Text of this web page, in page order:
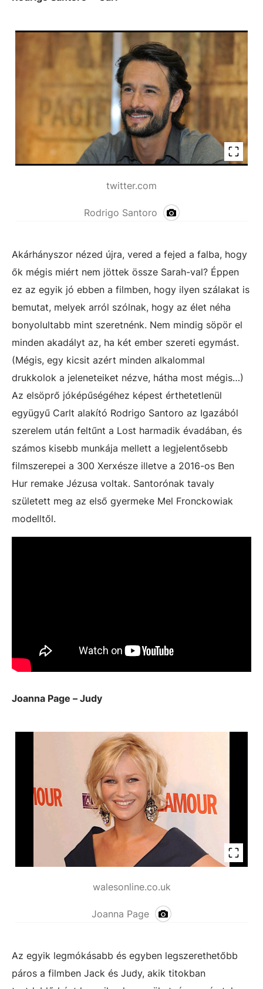
twitter.com
Rodrigo Santoro
Akárhányszor nézed újra, vered a fejed a falba, hogy
ők mégis miért nem jöttek össze Sarah-val? Éppen
ez az egyik jó ebben a filmben, hogy ilyen szálakat is
bemutat, melyek arról szólnak, hogy az élet néha
bonyolultabb mint szeretnénk. Nem mindig söpör el
minden akadályt az, ha két ember szereti egymást.
(Mégis, egy kicsit azért minden alkalommal
drukkolok a jeleneteiket nézve, hátha most mégis…)
Az elsöprő jóképűségéhez képest érthetetlenül
együgyű Carlt alakító Rodrigo Santoro az Igazából
szerelem után feltűnt a Lost harmadik évadában, és
számos kisebb munkája mellett a legjelentősebb
filmszerepei a 300 Xerxésze illetve a 2016-os Ben
Hur remake Jézusa voltak. Santorónak tavaly
született meg az első gyermeke Mel Fronckowiak
modelltől.
Joanna Page – Judy
walesonline.co.uk
Joanna Page
Az egyik legmókásabb és egyben legszerethetőbb
páros a filmben Jack és Judy, akik titokban